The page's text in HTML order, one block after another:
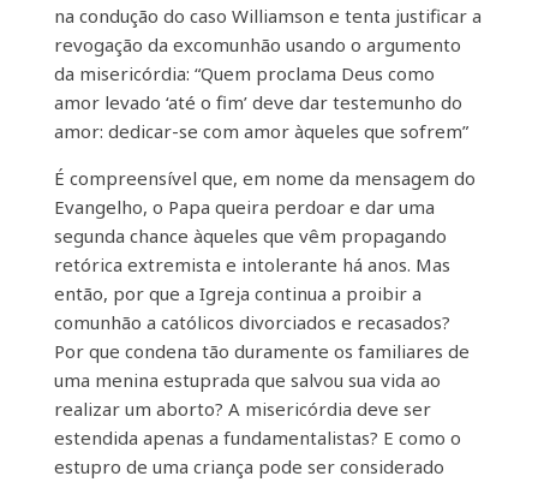
na condução do caso Williamson e tenta justificar a
revogação da excomunhão usando o argumento
da misericórdia: “Quem proclama Deus como
amor levado ‘até o fim’ deve dar testemunho do
amor: dedicar-se com amor àqueles que sofrem”
É compreensível que, em nome da mensagem do
Evangelho, o Papa queira perdoar e dar uma
segunda chance àqueles que vêm propagando
retórica extremista e intolerante há anos. Mas
então, por que a Igreja continua a proibir a
comunhão a católicos divorciados e recasados?
Por que condena tão duramente os familiares de
uma menina estuprada que salvou sua vida ao
realizar um aborto? A misericórdia deve ser
estendida apenas a fundamentalistas? E como o
estupro de uma criança pode ser considerado